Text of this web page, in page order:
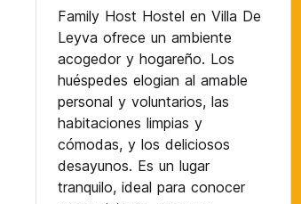
Family Host Hostel en Villa De
Leyva ofrece un ambiente
acogedor y hogareño. Los
huéspedes elogian al amable
personal y voluntarios, las
habitaciones limpias y
cómodas, y los deliciosos
desayunos. Es un lugar
tranquilo, ideal para conocer